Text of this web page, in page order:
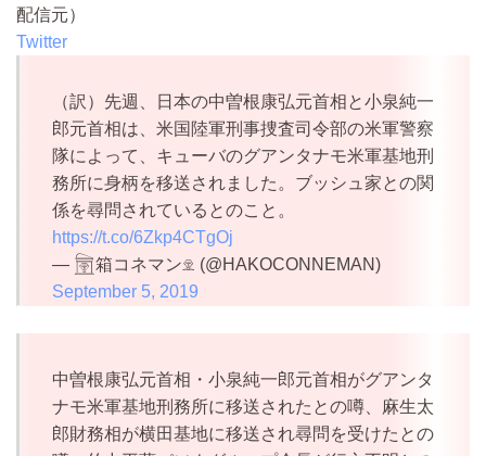
配信元）
Twitter
（訳）先週、日本の中曽根康弘元首相と小泉純一
郎元首相は、米国陸軍刑事捜査司令部の米軍警察
隊によって、キューバのグアンタナモ米軍基地刑
務所に身柄を移送されました。ブッシュ家との関
係を尋問されているとのこと。
https://t.co/6Zkp4CTgOj
— 𓉤箱コネマン𓁷 (@HAKOCONNEMAN)
September 5, 2019
中曽根康弘元首相・小泉純一郎元首相がグアンタ
ナモ米軍基地刑務所に移送されたとの噂、麻生太
郎財務相が横田基地に移送され尋問を受けたとの